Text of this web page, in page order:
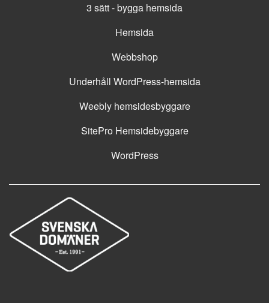
3 sätt - bygga hemsida
Hemsida
Webbshop
Underhåll WordPress-hemsida
Weebly hemsidesbyggare
SitePro Hemsidebyggare
WordPress